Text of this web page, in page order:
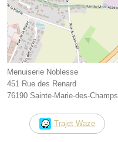
Menuiserie Noblesse
451 Rue des Renard
76190 Sainte-Marie-des-Champs
Trajet Waze